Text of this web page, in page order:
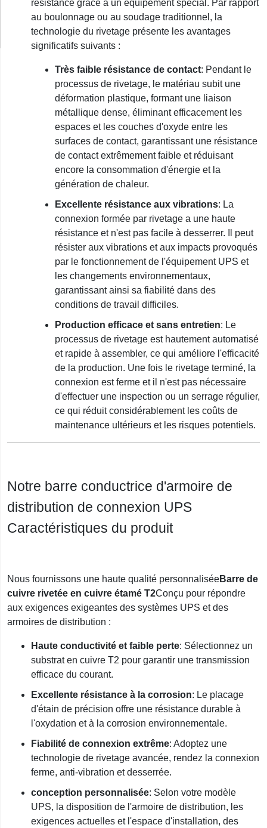
résistance grâce à un équipement spécial. Par rapport
au boulonnage ou au soudage traditionnel, la
technologie du rivetage présente les avantages
significatifs suivants :
Très faible résistance de contact: Pendant le
processus de rivetage, le matériau subit une
déformation plastique, formant une liaison
métallique dense, éliminant efficacement les
espaces et les couches d'oxyde entre les
surfaces de contact, garantissant une résistance
de contact extrêmement faible et réduisant
encore la consommation d'énergie et la
génération de chaleur.
Excellente résistance aux vibrations: La
connexion formée par rivetage a une haute
résistance et n'est pas facile à desserrer. Il peut
résister aux vibrations et aux impacts provoqués
par le fonctionnement de l'équipement UPS et
les changements environnementaux,
garantissant ainsi sa fiabilité dans des
conditions de travail difficiles.
Production efficace et sans entretien: Le
processus de rivetage est hautement automatisé
et rapide à assembler, ce qui améliore l'efficacité
de la production. Une fois le rivetage terminé, la
connexion est ferme et il n'est pas nécessaire
d'effectuer une inspection ou un serrage régulier,
ce qui réduit considérablement les coûts de
maintenance ultérieurs et les risques potentiels.
Notre barre conductrice d'armoire de
distribution de connexion UPS
Caractéristiques du produit
Nous fournissons une haute qualité personnaliséeBarre de
cuivre rivetée en cuivre étamé T2Conçu pour répondre
aux exigences exigeantes des systèmes UPS et des
armoires de distribution :
Haute conductivité et faible perte: Sélectionnez un
substrat en cuivre T2 pour garantir une transmission
efficace du courant.
Excellente résistance à la corrosion: Le placage
d'étain de précision offre une résistance durable à
l'oxydation et à la corrosion environnementale.
Fiabilité de connexion extrême: Adoptez une
technologie de rivetage avancée, rendez la connexion
ferme, anti-vibration et desserrée.
conception personnalisée: Selon votre modèle
UPS, la disposition de l'armoire de distribution, les
exigences actuelles et l'espace d'installation, des